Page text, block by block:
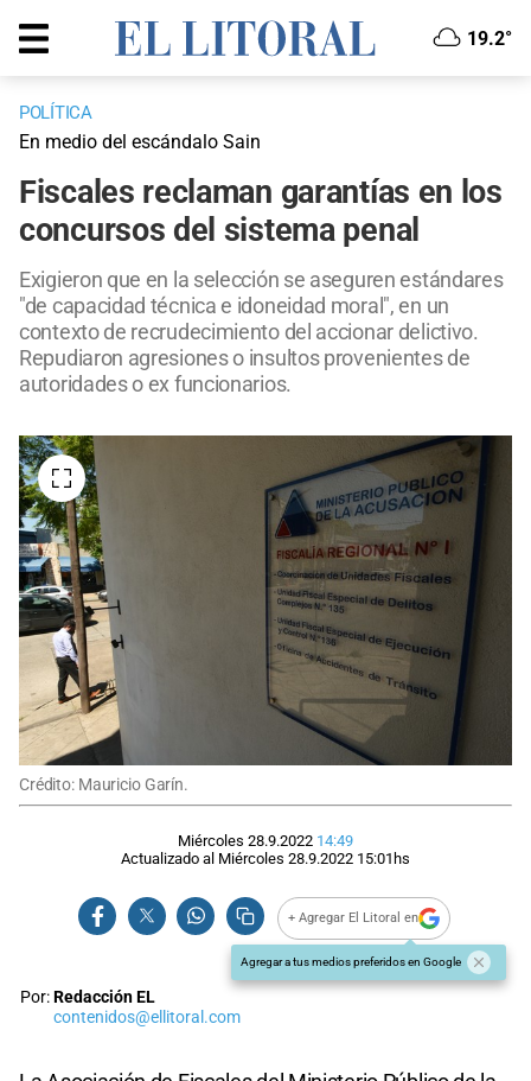
19.2°
POLÍTICA
En medio del escándalo Sain
Fiscales reclaman garantías en los
concursos del sistema penal
Exigieron que en la selección se aseguren estándares
"de capacidad técnica e idoneidad moral", en un
contexto de recrudecimiento del accionar delictivo.
Repudiaron agresiones o insultos provenientes de
autoridades o ex funcionarios.
Crédito: Mauricio Garín.
Miércoles 28.9.2022 14:49
Actualizado al Miércoles 28.9.2022 15:01hs
+ Agregar El Litoral en
Agregar a tus medios preferidos en Google
Por:Redacción EL
contenidos@ellitoral.com